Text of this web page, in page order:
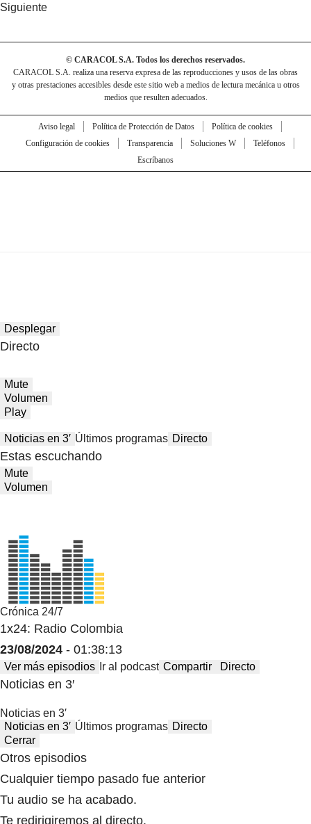
Siguiente
© CARACOL S.A. Todos los derechos reservados.
CARACOL S.A. realiza una reserva expresa de las reproducciones y usos de las obras
y otras prestaciones accesibles desde este sitio web a medios de lectura mecánica u otros
medios que resulten adecuados.
Aviso legal Política de Protección de Datos
Política de cookies
Configuración de cookies
Transparencia Soluciones W
Teléfonos
Escríbanos
Desplegar
Directo
Mute
Volumen
Play
Noticias en 3′ Últimos programas Directo
Estas escuchando
Mute
Volumen
Crónica 24/7
1x24: Radio Colombia
23/08/2024 - 01:38:13
Ver más episodios Ir al podcast Compartir Directo
Noticias en 3′
Noticias en 3′
Noticias en 3′ Últimos programas Directo
Cerrar
Otros episodios
Cualquier tiempo pasado fue anterior
Tu audio se ha acabado.
Te redirigiremos al directo.